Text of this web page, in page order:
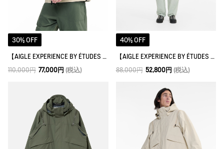
30% OFF
【AIGLE EXPERIENCE BY ÉTUDES STUDIO】 ゴアテックス 3レイヤーフーデッドジャケット
110,000円 77,000円 (税込)
40% OFF
【AIGLE EXPERIENCE BY ÉTUDES STUDIO】 ミリタリージャケット
88,000円 52,800円 (税込)